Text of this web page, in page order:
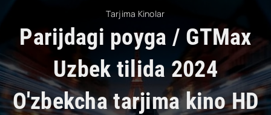
Tarjima Kinolar
Parijdagi poyga / GTMax
Uzbek tilida 2024
O'zbekcha tarjima kino HD